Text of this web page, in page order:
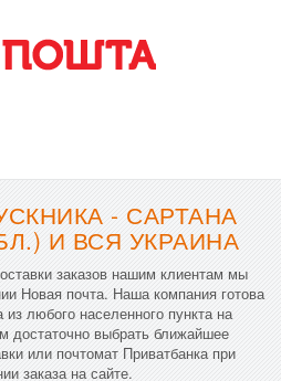
- САРТАНА
И ВСЯ УКРАИНА
заказов нашим клиентам мы
Новая почта. Наша компания готова
из любого населенного пункта на
достаточно выбрать ближайшее
или почтомат Приватбанка при
заказа на сайте.